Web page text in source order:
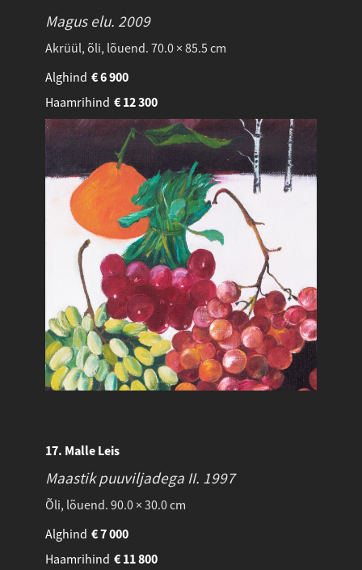
Magus elu. 2009
Akrüül, õli, lõuend. 70.0 × 85.5 cm
Alghind
6 900
€
Haamrihind
12 300
€
17. Malle Leis
Maastik puuviljadega II. 1997
Õli, lõuend. 90.0 × 30.0 cm
Alghind
7 000
€
Haamrihind
11 800
€